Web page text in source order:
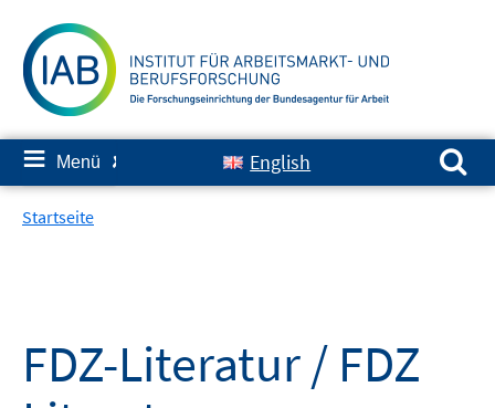
zum
Inhalt
≡ Menü ✘ English
Suchen nach:
Startseite
FDZ-Literatur / FDZ